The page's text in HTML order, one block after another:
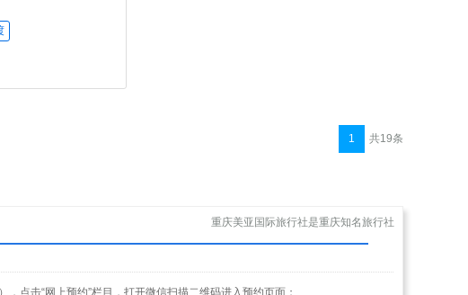
共19条
1
重庆美亚国际旅行社是重庆知名旅行社
点击“网上预约”栏目，打开微信扫描二维码进入预约页面；